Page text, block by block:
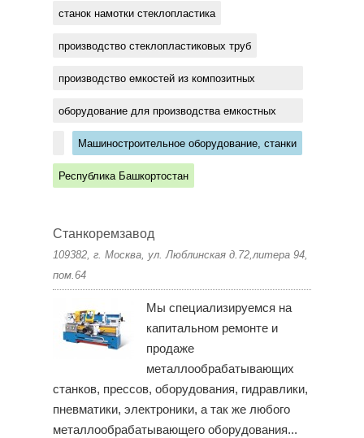
станок намотки стеклопластика
производство стеклопластиковых труб
производство емкостей из композитных
оборудование для производства емкостных
изделий
Машиностроительное оборудование, станки
Республика Башкортостан
Станкоремзавод
109382, г. Москва, ул. Люблинская д.72,литера 94,
пом.64
Мы специализируемся на
капитальном ремонте и
продаже
металлообрабатывающих
станков, прессов, оборудования, гидравлики,
пневматики, электроники, а так же любого
металлообрабатывающего оборудования...